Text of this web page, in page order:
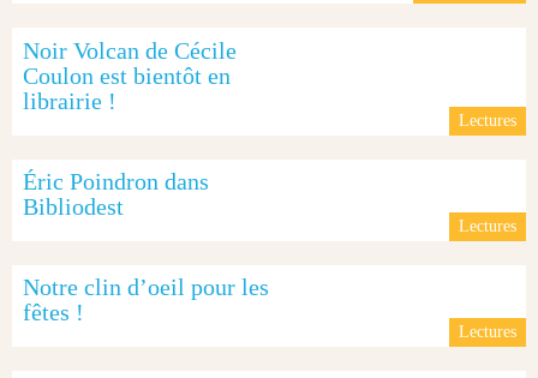
Lectures
Noir Volcan de Cécile
Coulon est bientôt en
librairie !
Lectures
Éric Poindron dans
Bibliodest
Lectures
Notre clin d’oeil pour les
fêtes !